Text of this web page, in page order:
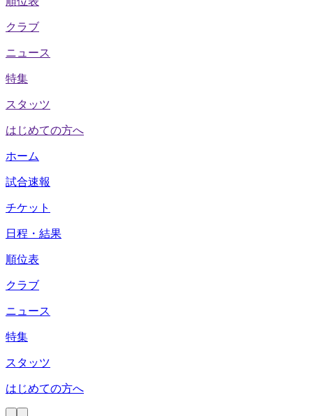
クラブ
ニュース
特集
スタッツ
はじめての方へ
ホーム
試合速報
チケット
日程・結果
順位表
クラブ
ニュース
特集
スタッツ
はじめての方へ